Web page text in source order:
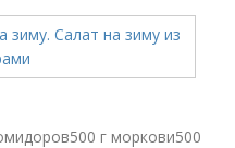
г моркови500